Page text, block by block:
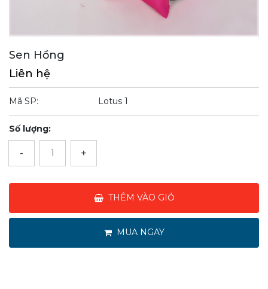
Sen Hồng
Liên hệ
Mã SP: Lotus 1
Số lượng:
- +
THÊM VÀO GIỎ
MUA NGAY